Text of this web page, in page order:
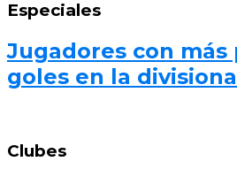
Especiales
Jugadores con más
goles en la
Clubes